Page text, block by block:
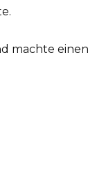
machte einen